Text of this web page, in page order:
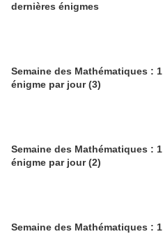
dernières énigmes
Semaine des Mathématiques : 1
énigme par jour (3)
Semaine des Mathématiques : 1
énigme par jour (2)
Semaine des Mathématiques : 1